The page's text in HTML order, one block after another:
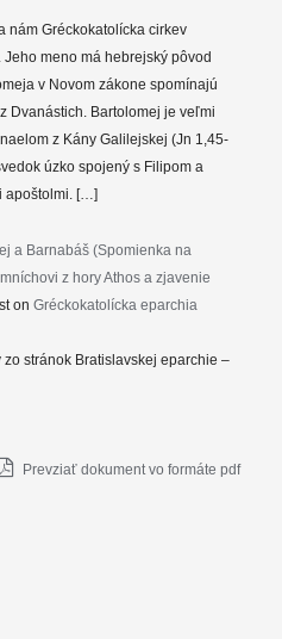
nám Gréckokatolícka cirkev
meno má hebrejský pôvod
v Novom zákone spomínajú
Dvanástich. Bartolomej je veľmi
z Kány Galilejskej (Jn 1,45-
úzko spojený s Filipom a
apoštolmi. […]
a Barnabáš (Spomienka na
z hory Athos a zjavenie
on Gréckokatolícka eparchia
stránok Bratislavskej eparchie –
Prevziať dokument vo formáte pdf